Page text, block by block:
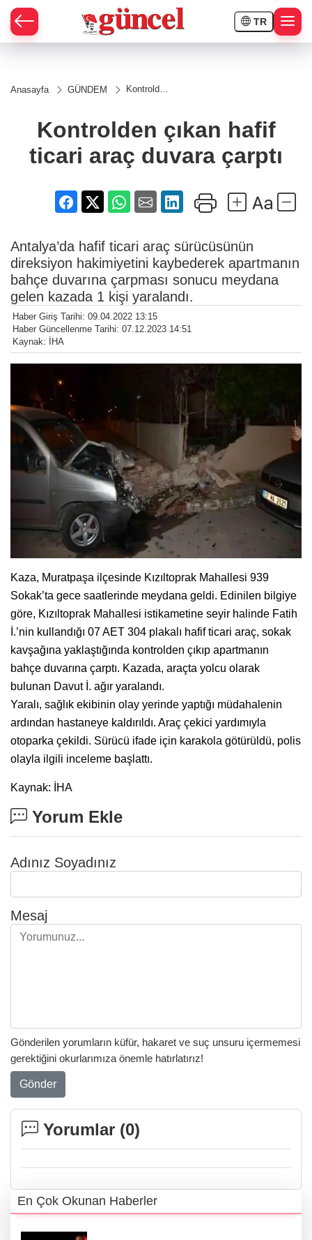
TR
Anasayfa GÜNDEM
Kontrolden
duvara
çarptı
Kontrolden çıkan hafif
ticari araç duvara çarptı
Antalya’da hafif ticari araç sürücüsünün
direksiyon hakimiyetini kaybederek apartmanın
bahçe duvarına çarpması sonucu meydana
gelen kazada 1 kişi yaralandı.
Haber Giriş Tarihi: 09.04.2022 13:15
Haber Güncellenme Tarihi: 07.12.2023 14:51
Kaynak: İHA
Kaza, Muratpaşa ilçesinde Kızıltoprak Mahallesi 939
Sokak’ta gece saatlerinde meydana geldi. Edinilen bilgiye
göre, Kızıltoprak Mahallesi istikametine seyir halinde Fatih
İ.’nin kullandığı 07 AET 304 plakalı hafif ticari araç, sokak
kavşağına yaklaştığında kontrolden çıkıp apartmanın
bahçe duvarına çarptı. Kazada, araçta yolcu olarak
bulunan Davut İ. ağır yaralandı.
Yaralı, sağlık ekibinin olay yerinde yaptığı müdahalenin
ardından hastaneye kaldırıldı. Araç çekici yardımıyla
otoparka çekildi. Sürücü ifade için karakola götürüldü, polis
olayla ilgili inceleme başlattı.
Kaynak: İHA
Yorum Ekle
Adınız Soyadınız
Mesaj
Gönderilen yorumların küfür, hakaret ve suç unsuru içermemesi
gerektiğini okurlarımıza önemle hatırlatırız!
Gönder
Yorumlar (0)
En Çok Okunan Haberler